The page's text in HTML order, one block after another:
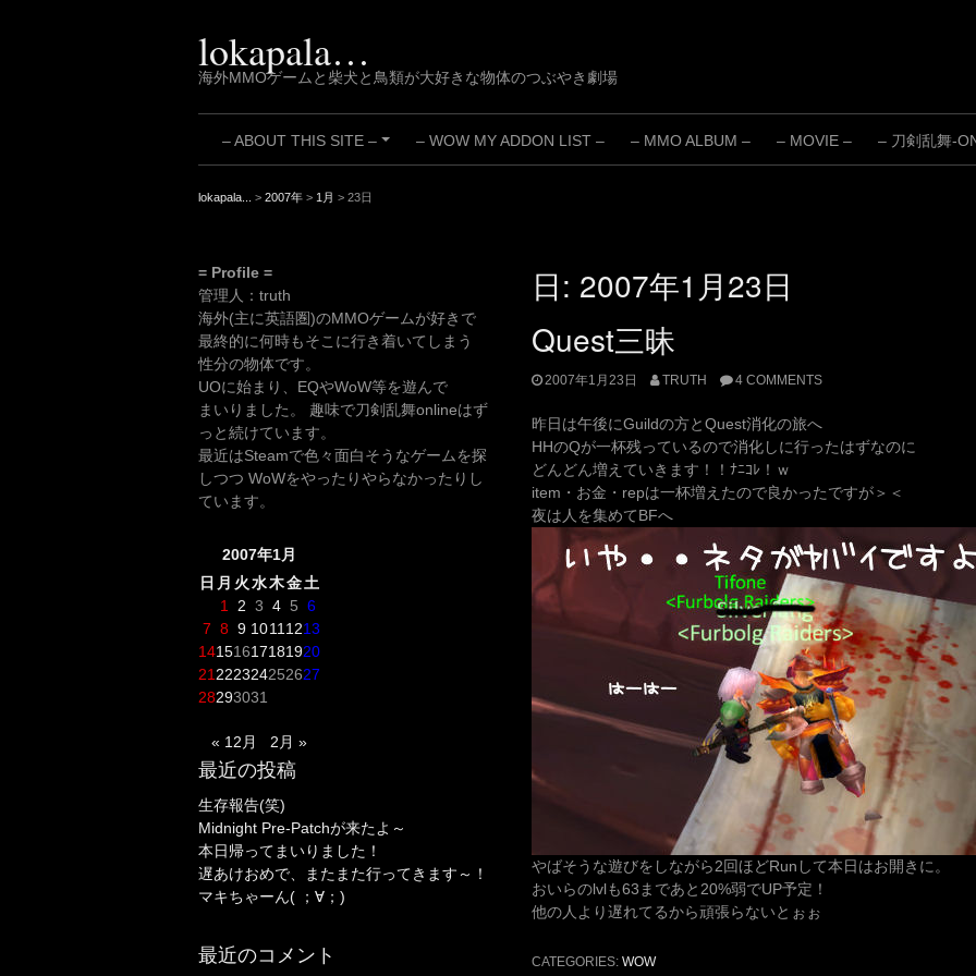
lokapala…
海外MMOゲームと柴犬と鳥類が大好きな物体のつぶやき劇場
+
– ABOUT THIS SITE – – WOW MY ADDON LIST – – MMO ALBUM – – MOVIE – – 刀剣乱舞-
lokapala... > 2007年 > 1月 > 23日
日: 2007年1月23日
Quest三昧
2007年1月23日 TRUTH 4 COMMENTS
昨日は午後にGuildの方とQuest消化の旅へ
HHのQが一杯残っているので消化しに行ったはずなのに
どんどん増えていきます！！ﾅﾆｺﾚ！ｗ
item・お金・repは一杯増えたので良かったですが＞＜
夜は人を集めてBFへ
やばそうな遊びをしながら2回ほどRunして本日はお開きに。
おいらのlvlも63まであと20%弱でUP予定！
他の人より遅れてるから頑張らないとぉぉ
CATEGORIES: WOW
= Profile =
管理人：truth
海外(主に英語圏)のMMOゲームが好きで
最終的に何時もそこに行き着いてしまう
性分の物体です。
UOに始まり、EQやWoW等を遊んで
まいりました。 趣味で刀剣乱舞onlineはず
っと続けています。
最近はSteamで色々面白そうなゲームを探
しつつ WoWをやったりやらなかったりし
ています。
2007年1月
日 月 火水木金土
1
2 3 4 5 6
7 8 9 1011 1213
14151617181920
21 222324252627
28293031
« 12月 2月 »
最近の投稿
生存報告(笑)
Midnight Pre-Patchが来たよ～
本日帰ってまいりました！
遅あけおめで、またまた行ってきます～！
マキちゃーん( ；∀；)
最近のコメント